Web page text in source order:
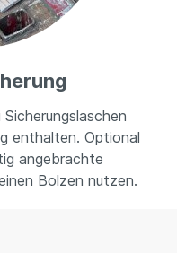
enthalten. Optional
angebrachte
Bolzen nutzen.